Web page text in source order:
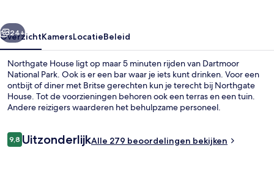
Volgende
24+
OverzichtKamersLocatieBeleid
Northgate House ligt op maar 5 minuten rijden van Dartmoor
National Park. Ook is er een bar waar je iets kunt drinken. Voor een
ontbijt of diner met Britse gerechten kun je terecht bij Northgate
House. Tot de voorzieningen behoren ook een terras en een tuin.
Andere reizigers waarderen het behulpzame personeel.
Beoordelingen
9,89,8 op 10 –
UitzonderlijkAlle 279 beoordelingen bekijken